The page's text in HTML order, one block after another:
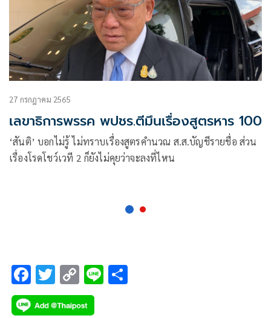
27 กรกฎาคม 2565
เลขาธิการพรรค พปชร.ตีมึนเรื่องสูตรหาร 100
‘สันติ’ บอกไม่รู้ ไม่ทราบเรื่องสูตรคำนวณ ส.ส.บัญชีรายชื่อ ส่วน
เรื่องโรดโชว์เวที 2 ก็ยังไม่คุยว่าจะลงที่ไหน
F
ac
e
T
wi
tt
C
o
p
Li